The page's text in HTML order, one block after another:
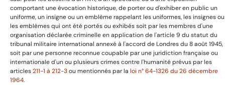
comportant une évocation historique, de porter ou d'exhiber en public un
uniforme, un insigne ou un emblème rappelant les uniformes, les insignes ou
les emblèmes qui ont été portés ou exhibés soit par les membres d'une
organisation déclarée criminelle en application de l'article 9 du statut du
tribunal militaire international annexé à l'accord de Londres du 8 août 1945,
soit par une personne reconnue coupable par une juridiction française ou
internationale d'un ou plusieurs crimes contre l'humanité prévus par les
articles211-1 à 212-3ou mentionnés par la loi n° 64-1326 du 26 décembre
1964.
Uniformes
Harnachement
Décorations et médailles
Armes anciennes
Livres et images